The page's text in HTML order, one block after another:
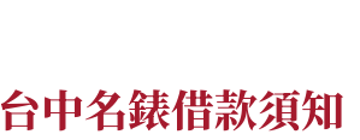
台中名錶借款須知